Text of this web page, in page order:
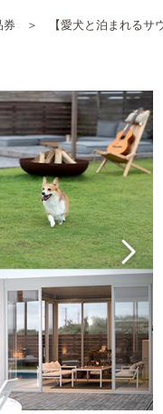
券 【愛犬と泊まれる